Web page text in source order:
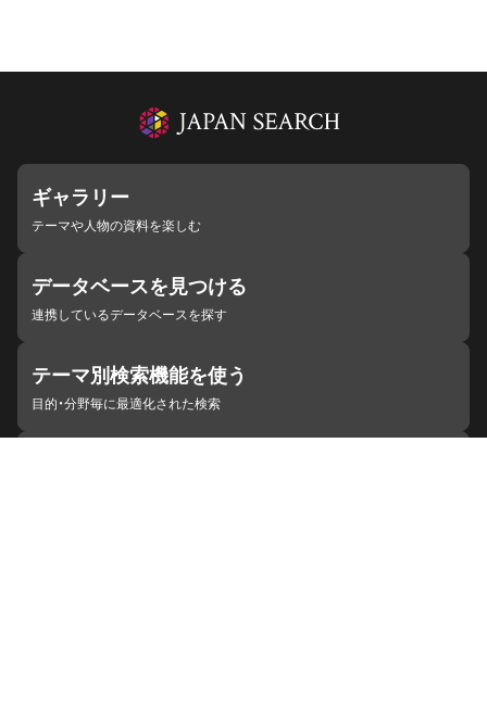
ギャラリー
テーマや人物の資料を楽しむ
データベースを見つける
連携しているデータベースを探す
テーマ別検索機能を使う
目的・分野毎に最適化された検索